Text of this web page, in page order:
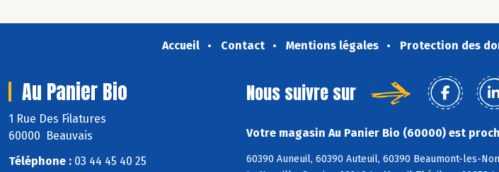
Accueil Contact Mentions légales Protection des
Au Panier Bio
1 Rue Des Filatures
60000 Beauvais
Téléphone : 03 44 45 40 25
Nous suivre sur
Votre magasin Au Panier Bio (60000) est
60390 Auneuil, 60390 Auteuil, 60390 Beaumont-les-